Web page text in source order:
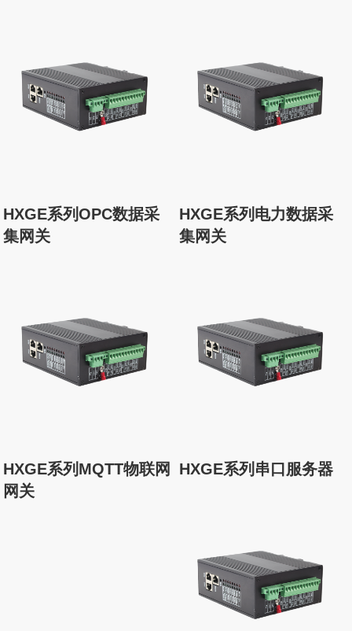
HXGE系列OPC数据采
集网关
HXGE系列电力数据采
集网关
HXGE系列MQTT物联网
网关
HXGE系列串口服务器